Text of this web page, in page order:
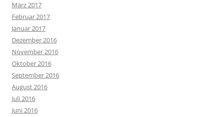
März 2017
Februar 2017
Januar 2017
Dezember 2016
November 2016
Oktober 2016
September 2016
August 2016
Juli 2016
Juni 2016